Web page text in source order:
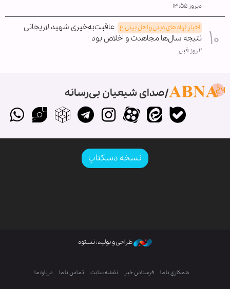
دیروز ۱۳:۵۵
اخبار نهادهای دینی و اهل بیتی ع عاقبت‌به‌خیری شهید لاریجانی
نتیجه سال‌ها مجاهدت و اخلاص بود
۲ روز قبل
صدای شیعیان بی‌رسانه
نسخه دسکتاپ
طراحی و تولید: نستوه
همکاری با ما فرستادن خبر نقشه سایت تماس با ما درباره ما